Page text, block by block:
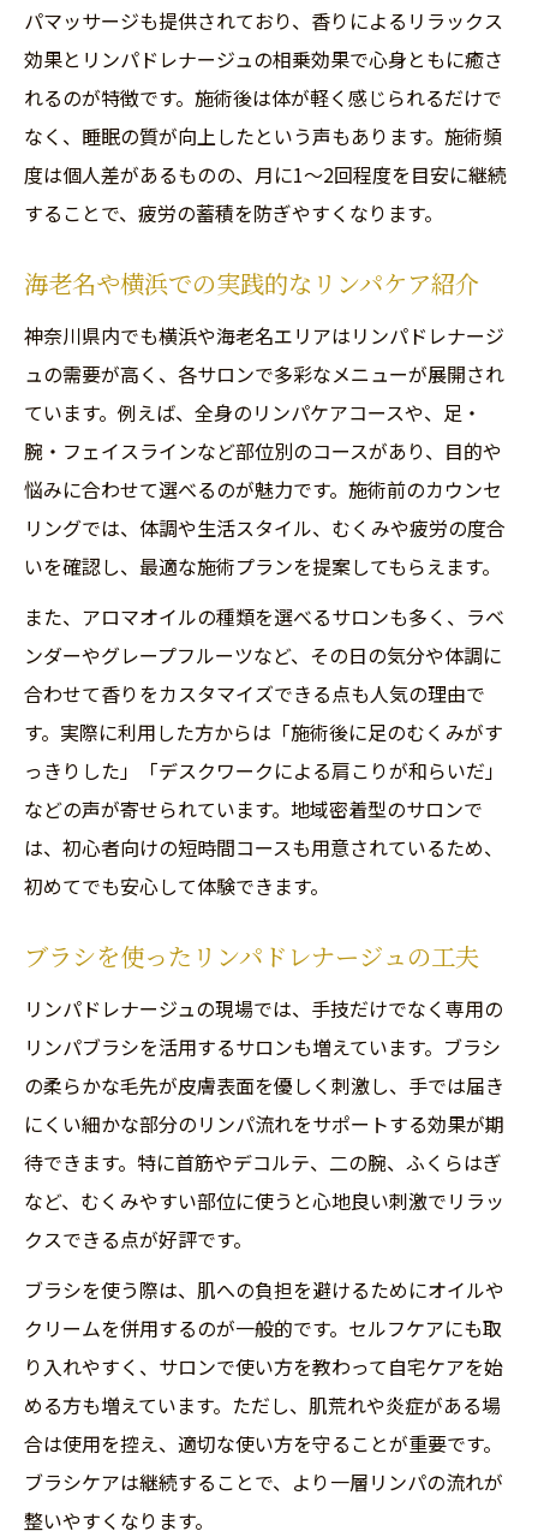
パマッサージも提供されており、香りによるリラックス
効果とリンパドレナージュの相乗効果で心身ともに癒さ
れるのが特徴です。施術後は体が軽く感じられるだけで
なく、睡眠の質が向上したという声もあります。施術頻
度は個人差があるものの、月に1～2回程度を目安に継続
することで、疲労の蓄積を防ぎやすくなります。
海老名や横浜での実践的なリンパケア紹介
神奈川県内でも横浜や海老名エリアはリンパドレナージ
ュの需要が高く、各サロンで多彩なメニューが展開され
ています。例えば、全身のリンパケアコースや、足・
腕・フェイスラインなど部位別のコースがあり、目的や
悩みに合わせて選べるのが魅力です。施術前のカウンセ
リングでは、体調や生活スタイル、むくみや疲労の度合
いを確認し、最適な施術プランを提案してもらえます。
また、アロマオイルの種類を選べるサロンも多く、ラベ
ンダーやグレープフルーツなど、その日の気分や体調に
合わせて香りをカスタマイズできる点も人気の理由で
す。実際に利用した方からは「施術後に足のむくみがす
っきりした」「デスクワークによる肩こりが和らいだ」
などの声が寄せられています。地域密着型のサロンで
は、初心者向けの短時間コースも用意されているため、
初めてでも安心して体験できます。
ブラシを使ったリンパドレナージュの工夫
リンパドレナージュの現場では、手技だけでなく専用の
リンパブラシを活用するサロンも増えています。ブラシ
の柔らかな毛先が皮膚表面を優しく刺激し、手では届き
にくい細かな部分のリンパ流れをサポートする効果が期
待できます。特に首筋やデコルテ、二の腕、ふくらはぎ
など、むくみやすい部位に使うと心地良い刺激でリラッ
クスできる点が好評です。
ブラシを使う際は、肌への負担を避けるためにオイルや
クリームを併用するのが一般的です。セルフケアにも取
り入れやすく、サロンで使い方を教わって自宅ケアを始
める方も増えています。ただし、肌荒れや炎症がある場
合は使用を控え、適切な使い方を守ることが重要です。
ブラシケアは継続することで、より一層リンパの流れが
整いやすくなります。